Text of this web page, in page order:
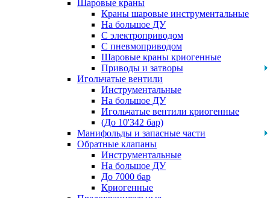
Шаровые краны
Краны шаровые инструментальные
На большое ДУ
С электроприводом
С пневмоприводом
Шаровые краны криогенные
Приводы и затворы
Игольчатые вентили
Инструментальные
На большое ДУ
Игольчатые вентили криогенные
(До 10'342 бар)
Манифольды и запасные части
Обратные клапаны
Инструментальные
На большое ДУ
До 7000 бар
Криогенные